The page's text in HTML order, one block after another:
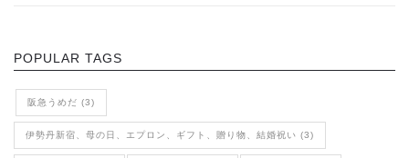
POPULAR TAGS
阪急うめだ (3)
伊勢丹新宿、母の日、エプロン、ギフト、贈り物、結婚祝い (3)